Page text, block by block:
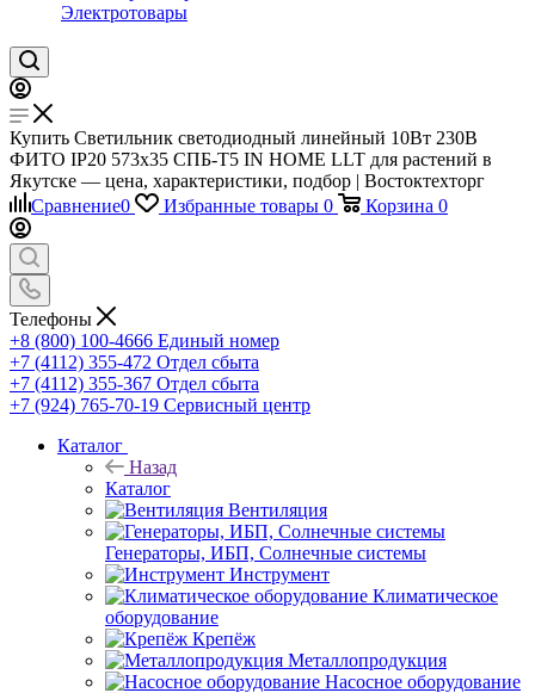
Электротовары
Купить Светильник светодиодный линейный 10Вт 230В
ФИТО IP20 573х35 СПБ-Т5 IN HOME LLT для растений в
Якутске — цена, характеристики, подбор | Востоктехторг
Сравнение0 Избранные товары 0 Корзина 0
Телефоны
+8 (800) 100-4666 Единый номер
+7 (4112) 355-472 Отдел сбыта
+7 (4112) 355-367 Отдел сбыта
+7 (924) 765-70-19 Сервисный центр
Каталог
Назад
Каталог
Вентиляция
Генераторы, ИБП, Солнечные системы
Инструмент
Климатическое
оборудование
Крепёж
Металлопродукция
Насосное оборудование